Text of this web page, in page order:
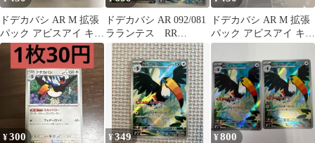
ドデカバシ AR M 拡張
パック アビスアイ キラ
092/081
ドデカバシ AR 092/081
ラランテス RR
004/081
ドデカバシ AR M 拡張
パック アビスアイ キラ
092/081
¥300 ¥349 ¥800